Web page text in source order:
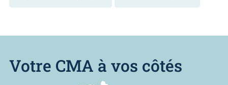
Votre CMA à vos côtés